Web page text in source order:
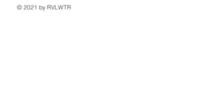
© 2021 by RVLWTR